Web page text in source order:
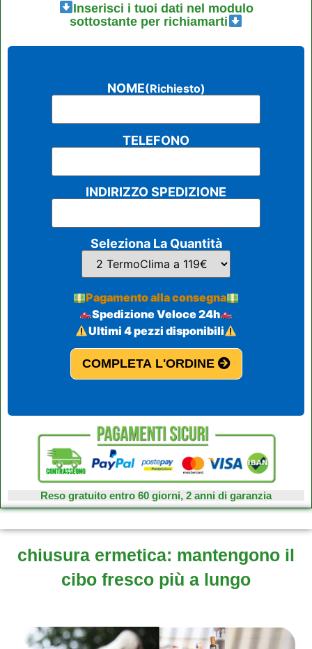
Inserisci i tuoi dati nel modulo
sottostante per richiamarti
NOME(Richiesto)
TELEFONO
INDIRIZZO SPEDIZIONE
Seleziona La Quantità
Pagamento alla consegna
Spedizione Veloce 24h
Ultimi 4 pezzi disponibili
COMPLETA L'ORDINE
Reso gratuito entro 60 giorni, 2 anni di garanzia
chiusura ermetica: mantengono il
cibo fresco più a lungo